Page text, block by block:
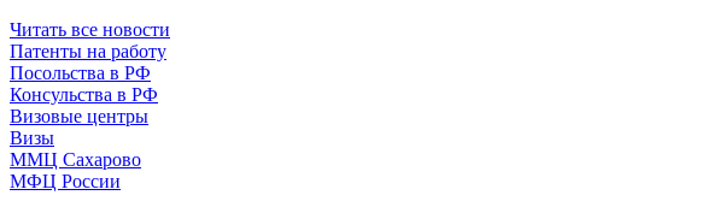
Читать все новости
Патенты на работу
Посольства в РФ
Консульства в РФ
Визовые центры
Визы
ММЦ Сахарово
МФЦ России